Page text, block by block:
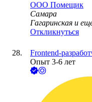
ООО Помещик
Самара
Гагаринская и
Откликнуться
Frontend-
Опыт 3-6 лет